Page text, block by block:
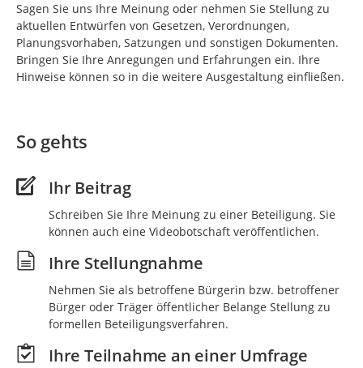
Sagen Sie uns Ihre Meinung oder nehmen Sie Stellung zu
aktuellen Entwürfen von Gesetzen, Verordnungen,
Planungsvorhaben, Satzungen und sonstigen Dokumenten.
Bringen Sie Ihre Anregungen und Erfahrungen ein. Ihre
Hinweise können so in die weitere Ausgestaltung einfließen.
So gehts
Ihr Beitrag
Schreiben Sie Ihre Meinung zu einer Beteiligung. Sie
können auch eine Videobotschaft veröffentlichen.
Ihre Stellungnahme
Nehmen Sie als betroffene Bürgerin bzw. betroffener
Bürger oder Träger öffentlicher Belange Stellung zu
formellen Beteiligungsverfahren.
Ihre Teilnahme an einer Umfrage